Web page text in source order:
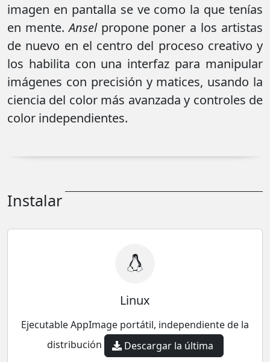
imagen en pantalla se ve como la que tenías
en mente.Anselpropone poner a los artistas
de nuevo en el centro del proceso creativo y
los habilita con una interfaz para manipular
imágenes con precisión y matices, usando la
ciencia del color más avanzada y controles de
color independientes.
Instalar
Linux
Ejecutable AppImage portátil, independiente de la
distribución
Descargar la última